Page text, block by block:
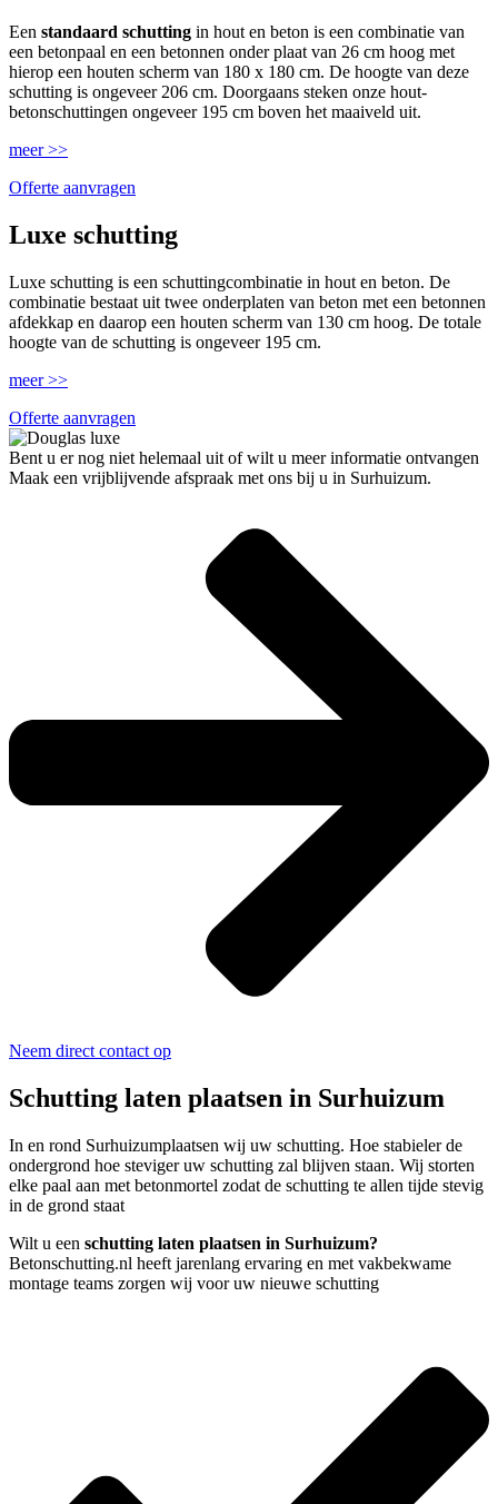
Een standaard schutting in hout en beton is een combinatie van
een betonpaal en een betonnen onder plaat van 26 cm hoog met
hierop een houten scherm van 180 x 180 cm. De hoogte van deze
schutting is ongeveer 206 cm. Doorgaans steken onze hout-
betonschuttingen ongeveer 195 cm boven het maaiveld uit.
meer >>
Offerte aanvragen
Luxe schutting
Luxe schutting is een schuttingcombinatie in hout en beton. De
combinatie bestaat uit twee onderplaten van beton met een betonnen
afdekkap en daarop een houten scherm van 130 cm hoog. De totale
hoogte van de schutting is ongeveer 195 cm.
meer >>
Offerte aanvragen
Bent u er nog niet helemaal uit of wilt u meer informatie ontvangen
Maak een vrijblijvende afspraak met ons bij u in Surhuizum.
Neem direct contact op
Schutting laten plaatsen in Surhuizum
In en rond Surhuizumplaatsen wij uw schutting. Hoe stabieler de
ondergrond hoe steviger uw schutting zal blijven staan. Wij storten
elke paal aan met betonmortel zodat de schutting te allen tijde stevig
in de grond staat
Wilt u een schutting laten plaatsen in Surhuizum?
Betonschutting.nl heeft jarenlang ervaring en met vakbekwame
montage teams zorgen wij voor uw nieuwe schutting